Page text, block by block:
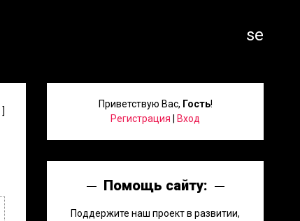
search
]
Приветствую Вас, Гость!
Регистрация
Вход
Помощь сайту:
Поддержите наш проект в развитии,